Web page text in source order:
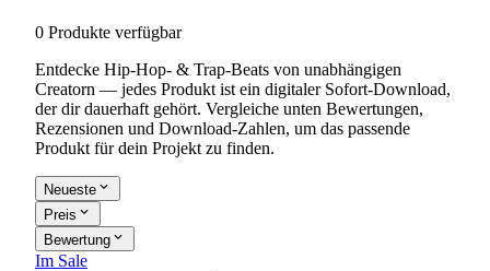
0 Produkte verfügbar
Entdecke Hip-Hop- & Trap-Beats von unabhängigen
Creatorn — jedes Produkt ist ein digitaler Sofort-Download,
der dir dauerhaft gehört. Vergleiche unten Bewertungen,
Rezensionen und Download-Zahlen, um das passende
Produkt für dein Projekt zu finden.
Neueste expand_more
Preis expand_more
Bewertung expand_more
Im Sale